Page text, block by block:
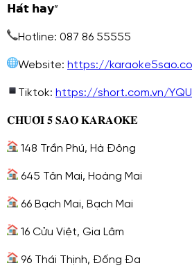
𝗛𝗮́𝘁 𝗵𝗮𝘆”
Hotline: 087 86 55555
Website: https://
Tiktok: https://short.com.vn/
𝐂𝐇𝐔𝐎̂̃𝐈 𝟓 𝐒𝐀𝐎 𝐊𝐀𝐑𝐀𝐎𝐊𝐄
148 Trần Phú, Hà Đông
645 Tân Mai, Hoàng Mai
66 Bạch Mai, Bạch Mai
16 Cửu Việt, Gia Lâm
96 Thái Thịnh, Đống Đa